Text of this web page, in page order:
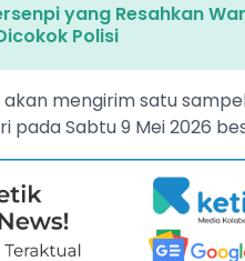
yang Resahkan
Polisi
akan mengirim satu
pada Sabtu 9 Mei 2026